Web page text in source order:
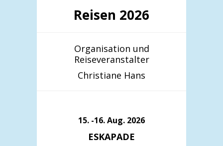
Reisen 2026
Organisation und
Reiseveranstalter
Christiane Hans
15. -16. Aug. 2026
ESKAPADE